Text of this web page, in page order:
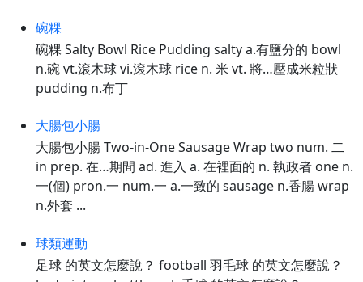
碗粿
碗粿 Salty Bowl Rice Pudding salty a.有鹽分的 bowl
n.碗 vt.滾木球 vi.滾木球 rice n. 米 vt. 將…壓成米粒狀
pudding n.布丁
大腸包小腸
大腸包小腸 Two-in-One Sausage Wrap two num. 二
in prep. 在…期間 ad. 進入 a. 在裡面的 n. 執政者 one n.
一(個) pron.一 num.一 a.一致的 sausage n.香腸 wrap
n.外套 ...
球類運動
足球 的英文怎麼說？ football 羽毛球 的英文怎麼說？